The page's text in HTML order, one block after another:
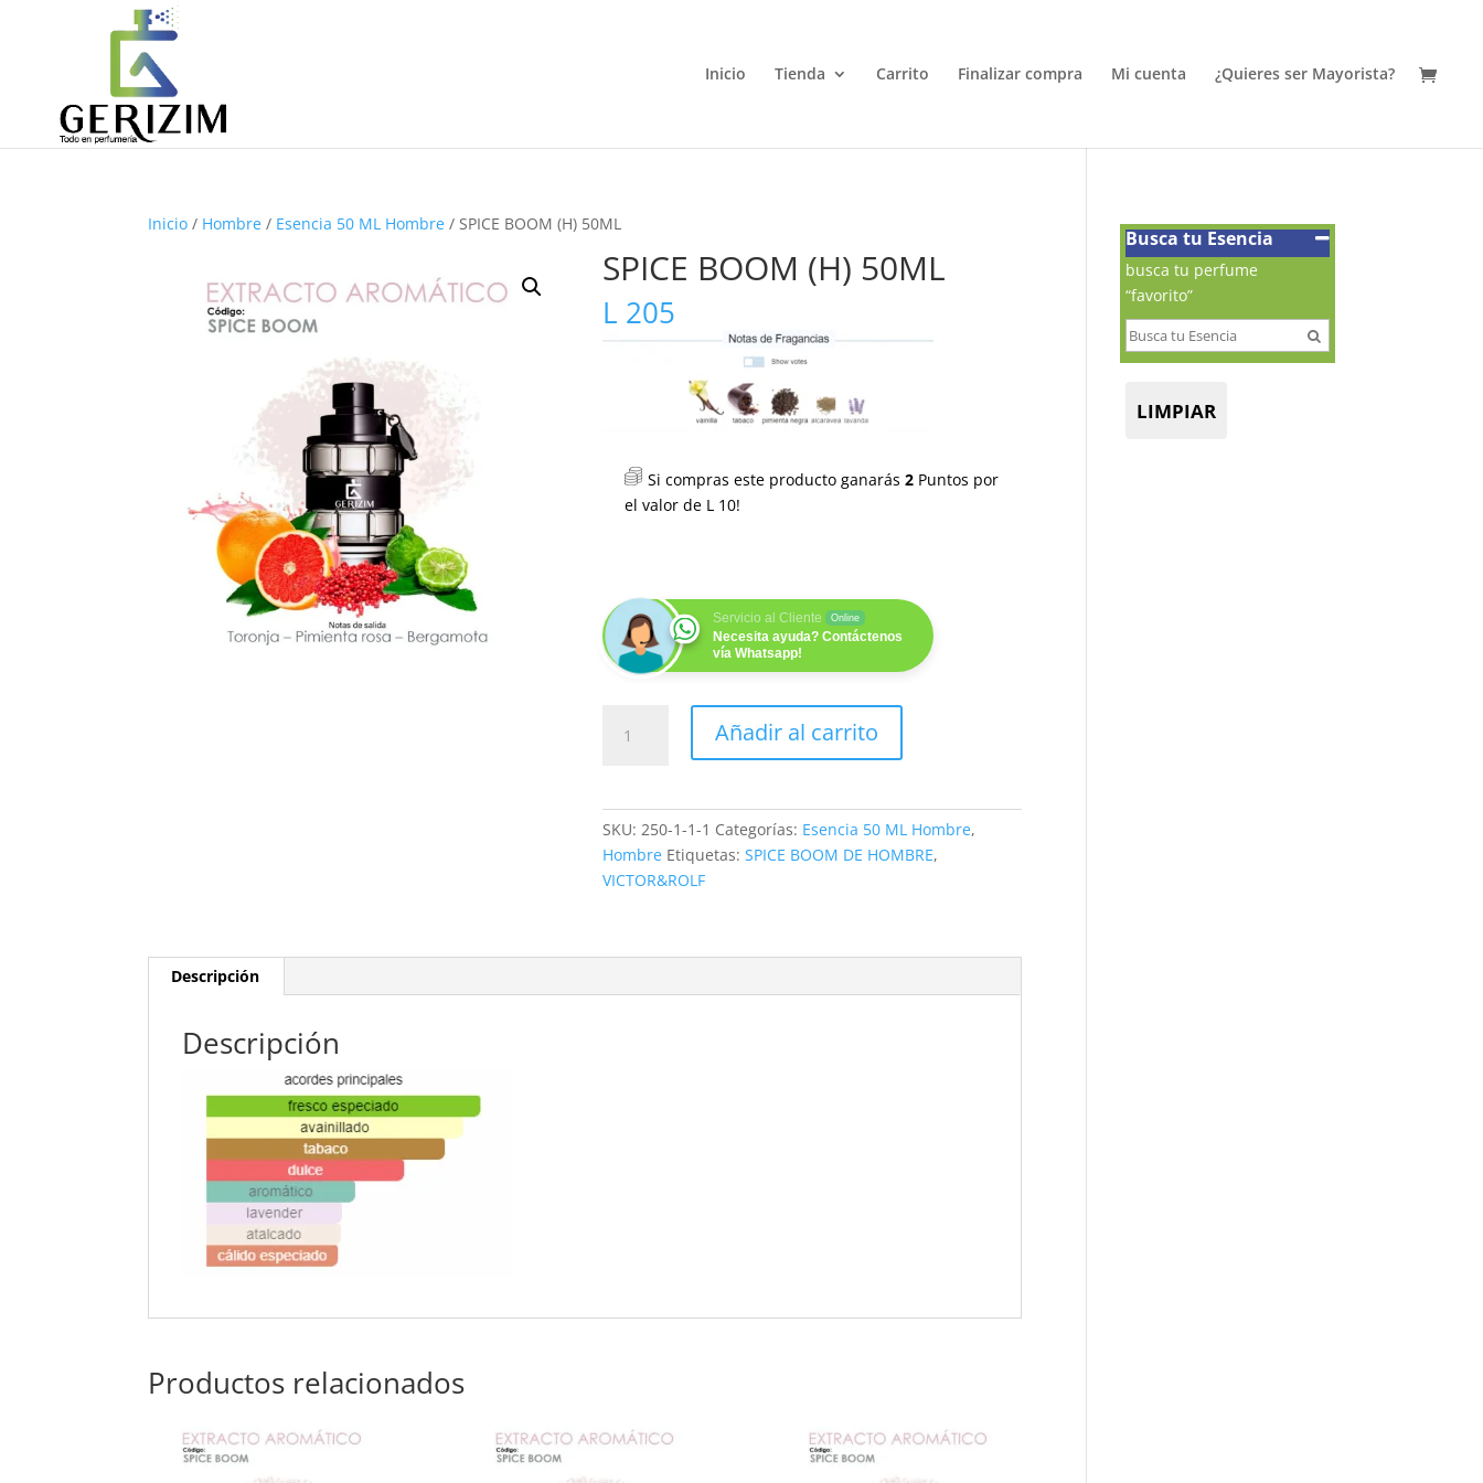
Inicio Tienda Carrito Finalizar compra Mi cuenta ¿Quieres ser Mayorista?
Inicio / Hombre / Esencia 50 ML Hombre / SPICE BOOM (H) 50ML
SPICE BOOM (H) 50ML
L 205
Si compras este producto ganarás2 Puntos por
el valor de L 10!
Servicio al Cliente Online
Necesita ayuda? Contáctenos
vía Whatsapp!
BOOM
Añadir al carrito
SKU:250-1-1-1 Categorías: Esencia 50 ML Hombre,
Hombre Etiquetas:SPICE BOOM DE HOMBRE,
VICTOR&ROLF
Descripción
Descripción
Productos relacionados
Busca tu Esencia
busca tu perfume
“favorito”
LIMPIAR